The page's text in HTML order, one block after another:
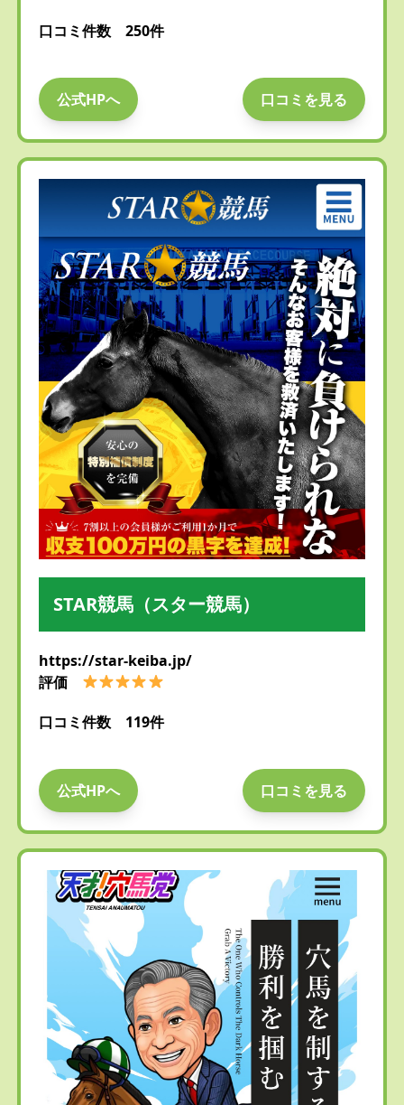
口コミ件数 250件
公式HPへ 口コミを見る
STAR競馬（スター競馬）
https://star-keiba.jp/
評価
口コミ件数 119件
公式HPへ 口コミを見る